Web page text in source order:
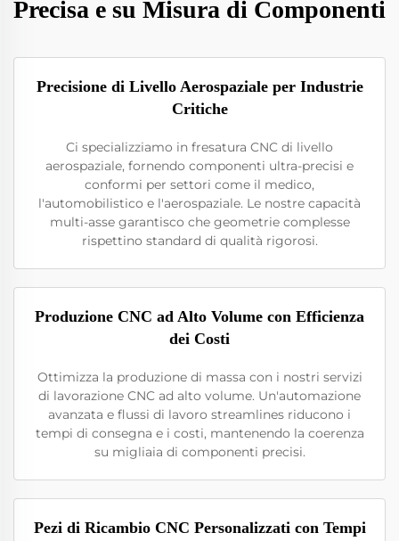
Precisa e su Misura di Componenti
Precisione di Livello Aerospaziale per Industrie
Critiche
Ci specializziamo in fresatura CNC di livello
aerospaziale, fornendo componenti ultra-precisi e
conformi per settori come il medico,
l'automobilistico e l'aerospaziale. Le nostre capacità
multi-asse garantisco che geometrie complesse
rispettino standard di qualità rigorosi.
Produzione CNC ad Alto Volume con Efficienza
dei Costi
Ottimizza la produzione di massa con i nostri servizi
di lavorazione CNC ad alto volume. Un'automazione
avanzata e flussi di lavoro streamlines riducono i
tempi di consegna e i costi, mantenendo la coerenza
su migliaia di componenti precisi.
Pezi di Ricambio CNC Personalizzati con Tempi